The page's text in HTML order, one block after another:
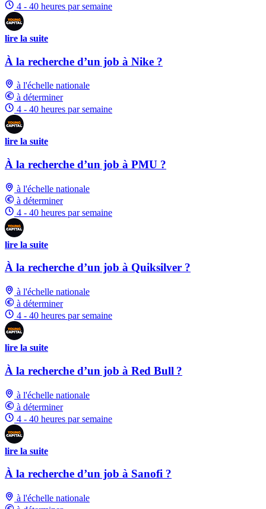
4 - 40 heures par semaine
lire la suite
À la recherche d’un job à Nike ?
à l'échelle nationale
à déterminer
4 - 40 heures par semaine
lire la suite
À la recherche d’un job à PMU ?
à l'échelle nationale
à déterminer
4 - 40 heures par semaine
lire la suite
À la recherche d’un job à Quiksilver ?
à l'échelle nationale
à déterminer
4 - 40 heures par semaine
lire la suite
À la recherche d’un job à Red Bull ?
à l'échelle nationale
à déterminer
4 - 40 heures par semaine
lire la suite
À la recherche d’un job à Sanofi ?
à l'échelle nationale